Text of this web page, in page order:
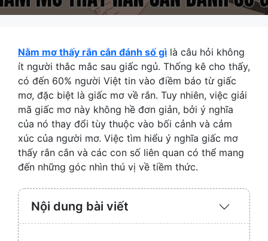
Nằm mơ thấy rắn cắn đánh số gì là câu hỏi không
ít người thắc mắc sau giấc ngủ. Thống kê cho thấy,
có đến 60% người Việt tin vào điềm báo từ giấc
mơ, đặc biệt là giấc mơ về rắn. Tuy nhiên, việc giải
mã giấc mơ này không hề đơn giản, bởi ý nghĩa
của nó thay đổi tùy thuộc vào bối cảnh và cảm
xúc của người mơ. Việc tìm hiểu ý nghĩa giấc mơ
thấy rắn cắn và các con số liên quan có thể mang
đến những góc nhìn thú vị về tiềm thức.
Nội dung bài viết
Expand